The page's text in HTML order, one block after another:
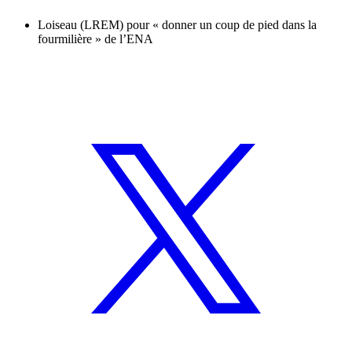
Loiseau (LREM) pour « donner un coup de pied dans la
fourmilière » de l’ENA